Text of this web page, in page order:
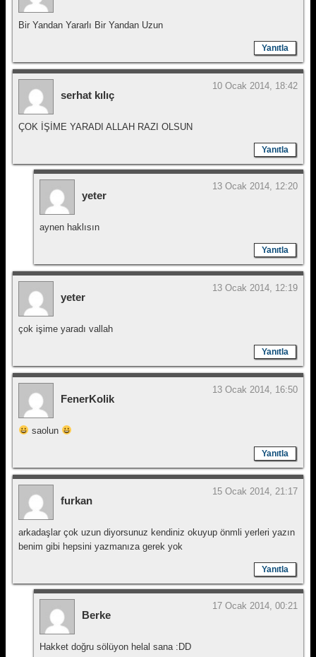
Bir Yandan Yararlı Bir Yandan Uzun
Yanıtla
serhat kılıç
10 Ocak 2014, 18:42
ÇOK İŞİME YARADI ALLAH RAZI OLSUN
Yanıtla
yeter
13 Ocak 2014, 12:20
aynen haklısın
Yanıtla
yeter
13 Ocak 2014, 12:19
çok işime yaradı vallah
Yanıtla
FenerKolik
13 Ocak 2014, 16:50
saolun
Yanıtla
furkan
15 Ocak 2014, 21:17
arkadaşlar çok uzun diyorsunuz kendiniz okuyup önmli yerleri yazın
benim gibi hepsini yazmanıza gerek yok
Yanıtla
Berke
17 Ocak 2014, 00:21
Hakket doğru sölüyon helal sana :DD